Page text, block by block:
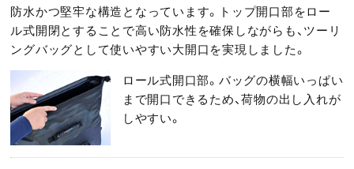
防水かつ堅牢な構造となっています。トップ開口部をロー
ル式開閉とすることで高い防水性を確保しながらも、ツーリ
ングバッグとして使いやすい大開口を実現しました。
ロール式開口部。バッグの横幅いっぱい
まで開口できるため、荷物の出し入れが
しやすい。